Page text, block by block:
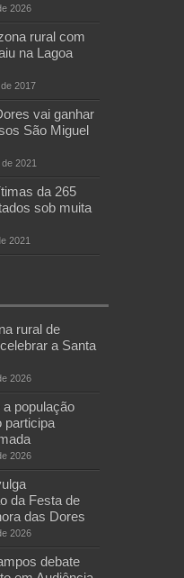
2026
rural com
na Lagoa
2017
vai ganhar
São Miguel
2021
da 265
sob muita
2021
rural de
a Santa
2026
população
participa
2026
da Festa de
das Dores
2026
debate